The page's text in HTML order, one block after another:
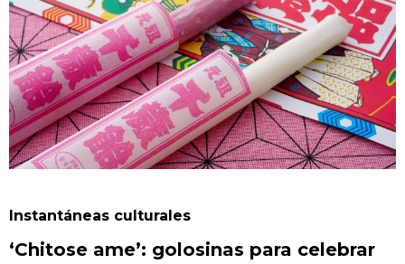
简体字
繁體字
Français
العربية
Política
Economía
Sociedad
Instantáneas culturales
‘Chitose ame’: golosinas para celebrar